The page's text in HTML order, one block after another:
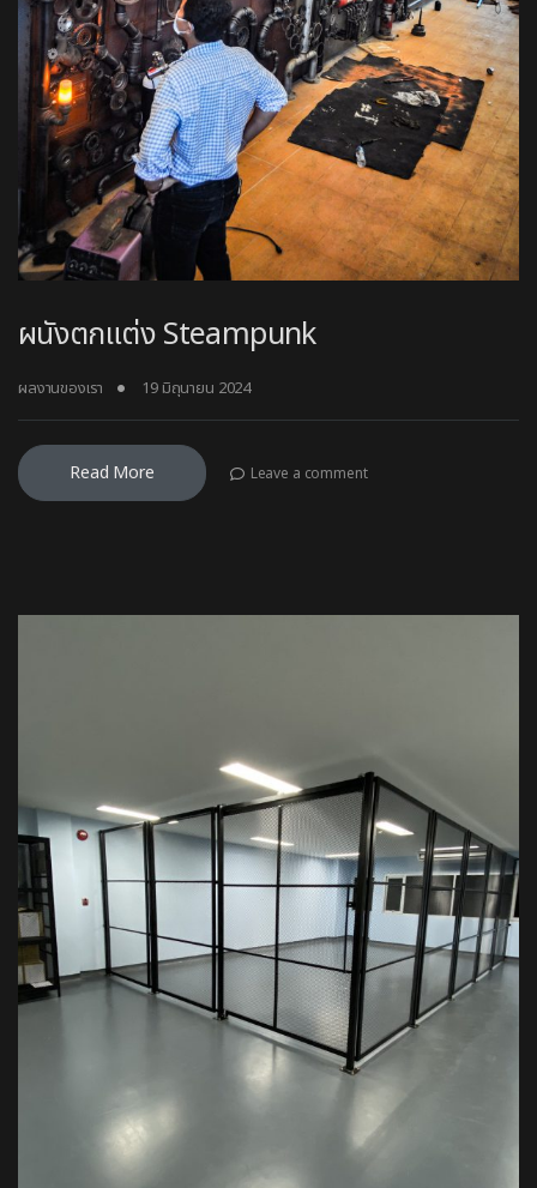
ผนังตกแต่ง Steampunk
ผลงานของเรา 19 มิถุนายน 2024
Read More Leave a comment